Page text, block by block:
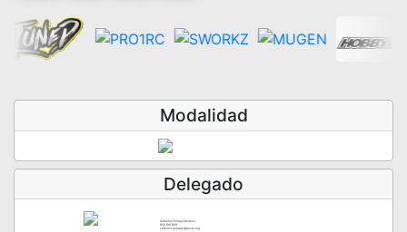
Modalidad
Delegado
Ceferino Periago Moreno
659 199 866
ceferino.periago@aecar.org